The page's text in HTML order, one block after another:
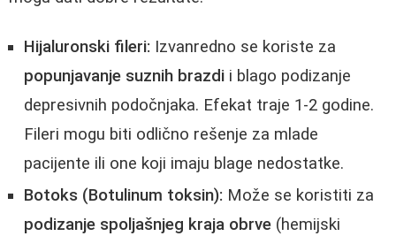
Hijaluronski fileri: Izvanredno se koriste za
popunjavanje suznih brazdi i blago podizanje
depresivnih podočnjaka. Efekat traje 1-2 godine.
Fileri mogu biti odlično rešenje za mlade
pacijente ili one koji imaju blage nedostatke.
Botoks (Botulinum toksin): Može se koristiti za
podizanje spoljašnjeg kraja obrve (hemijski